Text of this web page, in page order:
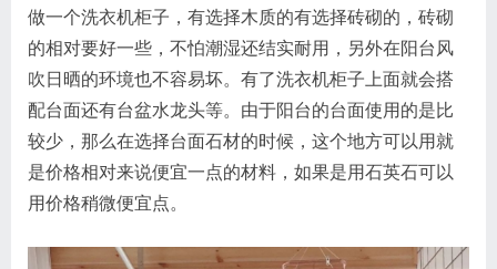
做一个洗衣机柜子，有选择木质的有选择砖砌的，砖砌
的相对要好一些，不怕潮湿还结实耐用，另外在阳台风
吹日晒的环境也不容易坏。有了洗衣机柜子上面就会搭
配台面还有台盆水龙头等。由于阳台的台面使用的是比
较少，那么在选择台面石材的时候，这个地方可以用就
是价格相对来说便宜一点的材料，如果是用石英石可以
用价格稍微便宜点。